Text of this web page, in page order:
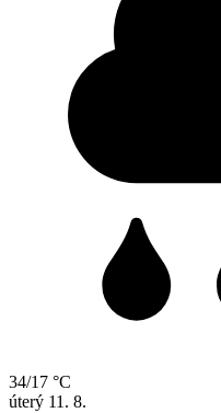
34/17 °C
úterý 11. 8.